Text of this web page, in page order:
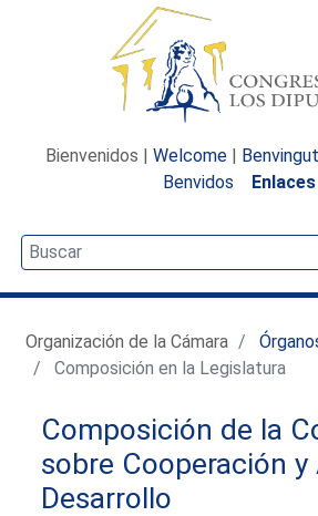
Bienvenidos | Welcome |
Benvidos
Enlaces
Organización de la Cámara
Composición en la Legislatura
Composición de la
sobre Cooperación y
Desarrollo